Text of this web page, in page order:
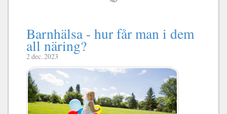
Barnhälsa - hur får man i dem
all näring?
2 dec. 2023